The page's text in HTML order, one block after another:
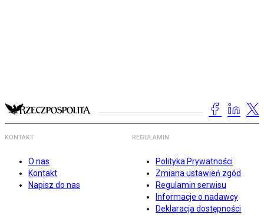
KONTAKT
O nas
Kontakt
Napisz do nas
REGULAMIN
Polityka Prywatności
Zmiana ustawień zgód
Regulamin serwisu
Informacje o nadawcy
Deklaracja dostępności